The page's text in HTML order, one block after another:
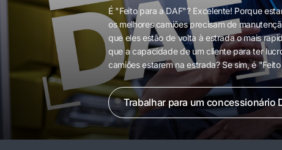
É "Feito para a DAF"? Excelente! Porque
os melhores camiões precisam de
que eles estão de volta à estrada o mais
que a capacidade de um cliente para ter
camiões estarem na estrada? Se sim, é
Trabalhar para um concessionário